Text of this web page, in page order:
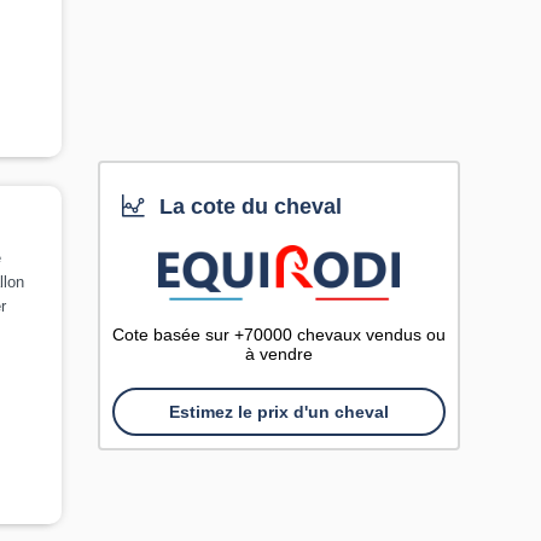
La cote du cheval
Cote basée sur +70000 chevaux vendus ou
à vendre
Estimez le prix d'un cheval